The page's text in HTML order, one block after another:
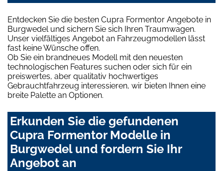
Entdecken Sie die besten Cupra Formentor Angebote in
Burgwedel und sichern Sie sich Ihren Traumwagen.
Unser vielfältiges Angebot an Fahrzeugmodellen lässt
fast keine Wünsche offen.
Ob Sie ein brandneues Modell mit den neuesten
technologischen Features suchen oder sich für ein
preiswertes, aber qualitativ hochwertiges
Gebrauchtfahrzeug interessieren, wir bieten Ihnen eine
breite Palette an Optionen.
Erkunden Sie die gefundenen
Cupra Formentor Modelle in
Burgwedel und fordern Sie Ihr
Angebot an